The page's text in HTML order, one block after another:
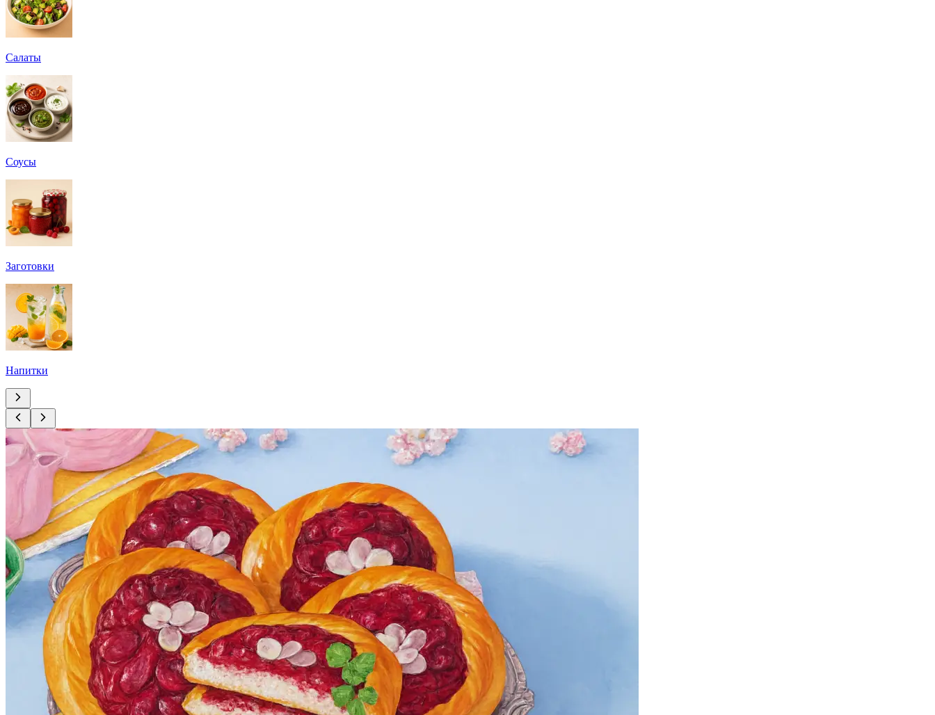
Салаты
Соусы
Заготовки
Напитки